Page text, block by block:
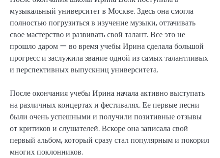
музыкальный университет в Москве. Здесь она смогла
полностью погрузиться в изучение музыки, оттачивать
свое мастерство и развивать свой талант. Все это не
прошло даром — во время учебы Ирина сделала большой
прогресс и заслужила звание одной из самых талантливых
и перспективных выпускниц университета.
После окончания учебы Ирина начала активно выступать
на различных концертах и фестивалях. Ее первые песни
были очень успешными и получили позитивные отзывы
от критиков и слушателей. Вскоре она записала свой
первый альбом, который сразу стал популярным и покорил
многих поклонников.